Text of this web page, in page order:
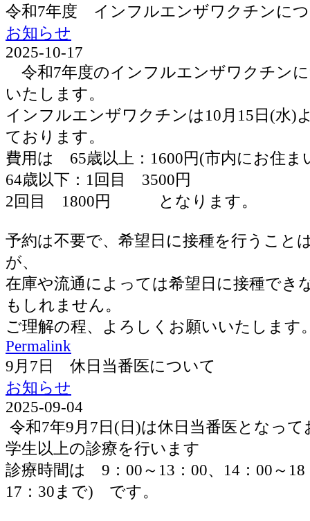
令和7年度 インフルエンザワクチンに
お知らせ
2025-10-17
令和7年度のインフルエンザワクチン
いたします。
インフルエンザワクチンは10月15日(水)
ております。
費用は 65歳以上：1600円(市内にお住ま
64歳以下：1回目 3500円
2回目 1800円 となります。
予約は不要で、希望日に接種を行うこと
が、
在庫や流通によっては希望日に接種でき
もしれません。
ご理解の程、よろしくお願いいたします
Permalink
9月7日 休日当番医について
お知らせ
2025-09-04
令和7年9月7日(日)は休日当番医となっ
学生以上の診療を行います
診療時間は 9：00～13：00、14：00～
17：30まで) です。